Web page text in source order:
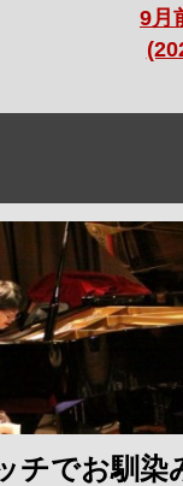
9月
チでお馴染